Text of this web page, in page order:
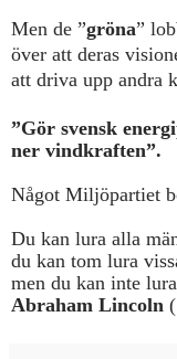
Men de ”gröna”
över att deras
att driva upp andra
”Gör svensk
ner vindkraften”.
Något Miljöpartiet
Du kan lura alla
du kan tom lura
men du kan inte
Abraham Lincoln